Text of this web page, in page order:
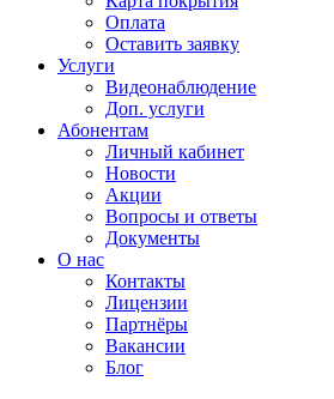
Оплата
Оставить заявку
Услуги
Видеонаблюдение
Доп. услуги
Абонентам
Личный кабинет
Новости
Акции
Вопросы и ответы
Документы
О нас
Контакты
Лицензии
Партнёры
Вакансии
Блог